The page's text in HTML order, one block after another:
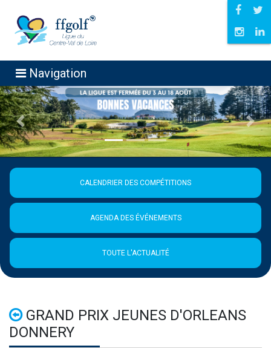
Navigation
Précédent
CALENDRIER DES COMPÉTITIONS
AGENDA DES ÉVÉNEMENTS
TOUTE L'ACTUALITÉ
GRAND PRIX JEUNES D'ORLEANS
DONNERY